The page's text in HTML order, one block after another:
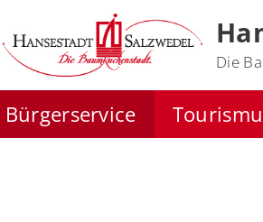
Die
Bürgerservice